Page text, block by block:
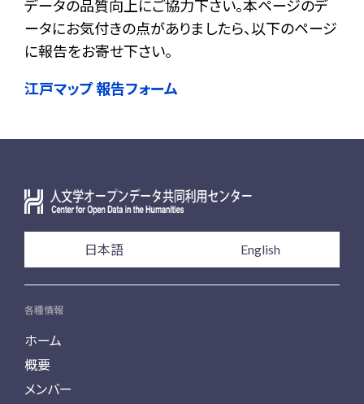
データの品質向上にご協力下さい。本ページのデ
ータにお気付きの点がありましたら、以下のページ
に報告をお寄せ下さい。
江戸マップ 報告フォーム
日本語 English
各種情報
ホーム
概要
メンバー